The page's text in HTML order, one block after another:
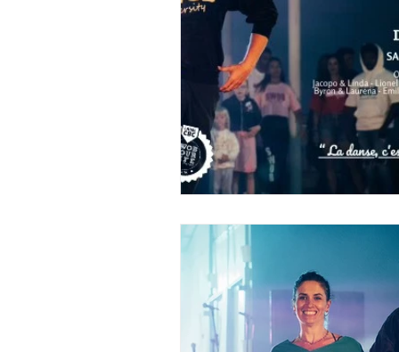
stage de salsa une semaine
Séjour vacances west coast